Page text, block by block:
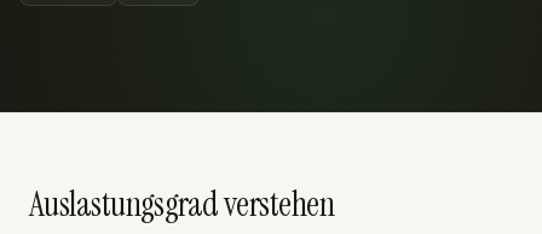
Auslastungsgrad verstehen